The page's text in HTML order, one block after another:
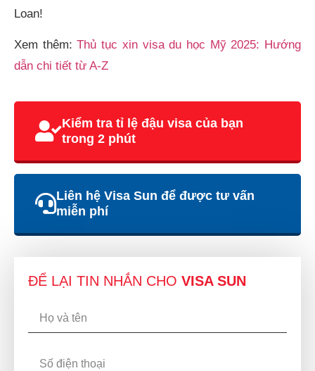
Loan!
Xem thêm:Thủ tục xin visa du học Mỹ 2025: Hướng
dẫn chi tiết từ A-Z
Kiểm tra tỉ lệ đậu visa của bạn
trong 2 phút
Liên hệ Visa Sun để được tư vấn
miễn phí
ĐỂ LẠI TIN NHẮN CHO VISA SUN